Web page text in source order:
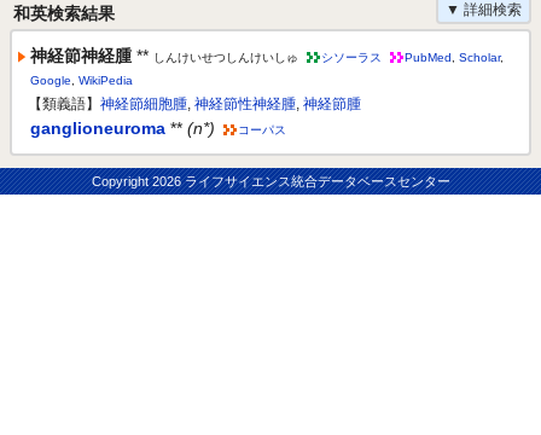
▼ 詳細検索
和英検索結果
神経節神経腫 ** しんけいせつしんけいしゅ シソーラス PubMed Scholar,
Google
WikiPedia
【類義語】 神経節細胞腫, 神経節性神経腫, 神経節腫
ganglioneuroma ** (n*) コーパス
Copyright2026 ライフサイエンス統合データベースセンター